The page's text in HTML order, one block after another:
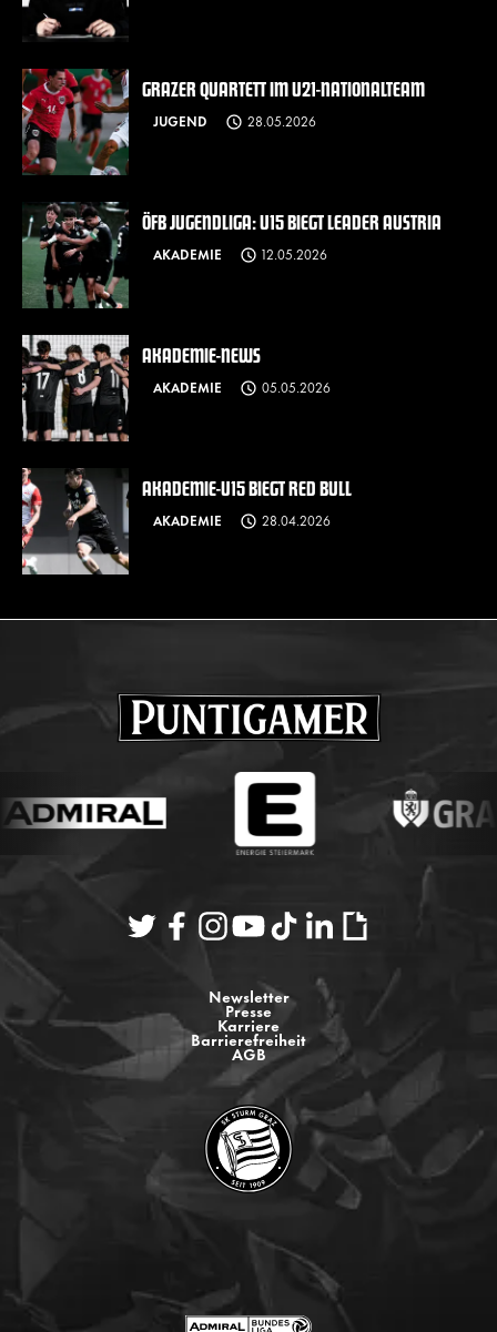
GRAZER QUARTETT IM U21-NATIONALTEAM
JUGEND 28.05.2026
ÖFB JUGENDLIGA: U15 BIEGT LEADER AUSTRIA
AKADEMIE 12.05.2026
AKADEMIE-NEWS
AKADEMIE 05.05.2026
AKADEMIE-U15 BIEGT RED BULL
AKADEMIE 28.04.2026
Newsletter
Presse
Karriere
Barrierefreiheit
AGB